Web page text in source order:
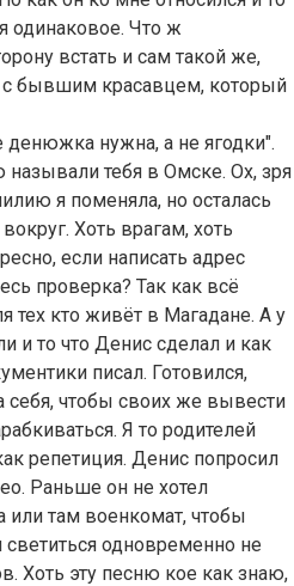
одинаковое. Что ж
встать и сам такой же,
с бывшим красавцем, который
денюжка нужна, а не ягодки".
тебя в Омске. Ох, зря
я поменяла, но осталась
Хоть врагам, хоть
если написать адрес
проверка? Так как всё
тех кто живёт в Магадане. А у
и то что Денис сделал и как
писал. Готовился,
себя, чтобы своих же вывести
Я то родителей
репетиция. Денис попросил
Раньше он не хотел
или там военкомат, чтобы
светиться одновременно не
Хоть эту песню кое как знаю,